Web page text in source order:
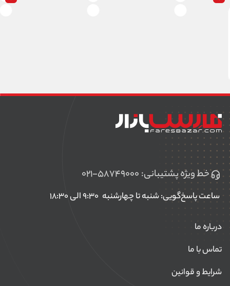
خط ویژه پشتیبانی: ۰۲۱-۵۸۷۴۹۰۰۰
ساعت پاسخ‌گویی: شنبه تا چهارشنبه
درباره ما
تماس با ما
شرایط و قوانین